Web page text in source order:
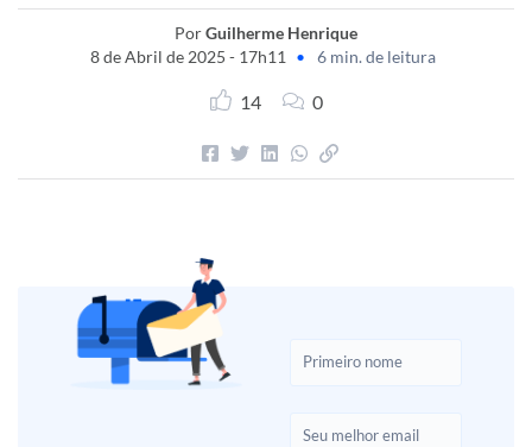
PorGuilherme Henrique
8 de Abril de 2025 - 17h11
• 6 min. de leitura
14 0